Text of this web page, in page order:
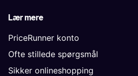
Lær mere
PriceRunner konto
Ofte stillede spørgsmål
Sikker onlineshopping